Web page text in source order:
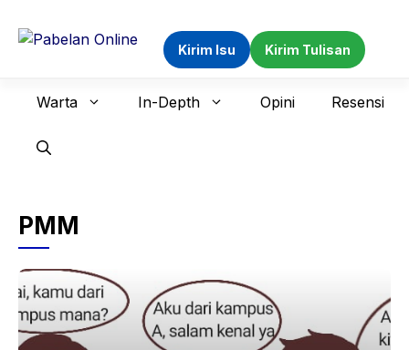
Kirim Isu Kirim Tulisan
Warta In-Depth Opini Resensi
PMM